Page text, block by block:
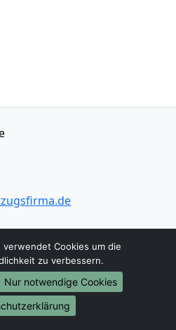
Cookies um die
zu verbessern.
Nur notwendige Cookies